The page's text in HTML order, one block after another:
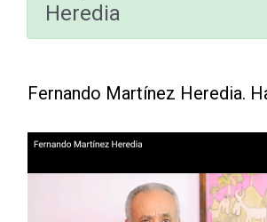
Heredia
Fernando Martínez Heredia.